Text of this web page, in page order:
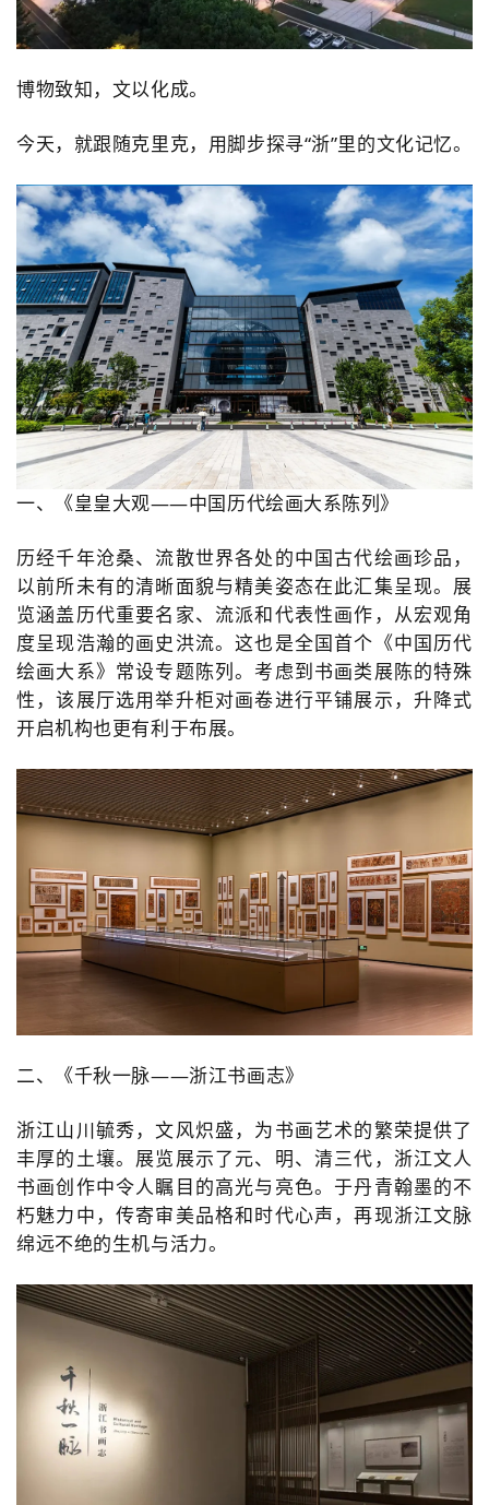
博物致知，文以化成。
今天，就跟随克里克， 用脚步探寻“浙”里的文化记忆。
一、《皇皇大观——中国历代绘画大系陈列》
历经千年沧桑、流散世界各处的中国古代绘画珍品，
以前所未有的清晰面貌与精美姿态在此汇集呈现。 展
览涵盖历代重要名家、流派和代表性画作，从宏观角
度呈现浩瀚的画史洪流。这也是全国首个《中国历代
绘画大系》常设专题陈列。 考虑到书画类展陈的特殊
性，该展厅选用举升柜对画卷进行平铺展示，升降式
开启机构也更有利于布展。
二、《千秋一脉——浙江书画志》
浙江山川毓秀，文风炽盛，为书画艺术的繁荣提供了
丰厚的土壤。 展览展示了元、明、清三代，浙江文人
书画创作中令人瞩目的高光与亮色。 于丹青翰墨的不
朽魅力中，传寄审美品格和时代心声，再现浙江文脉
绵远不绝的生机与活力。